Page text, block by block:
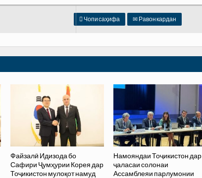
 Чопи саҳифа ✉ Равон кардан
Файзалӣ Идизода бо
Сафири Ҷумҳурии Корея дар
Тоҷикистон мулоқот намуд
Намояндаи Тоҷикистон дар
ҷаласаи солонаи
Ассамблеяи парлумонии